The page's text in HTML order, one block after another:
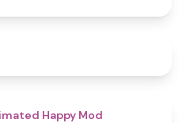
Happy Mod